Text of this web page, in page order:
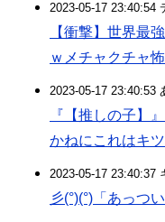
2023-05-17 23:40:54
【衝撃】世界最
ｗメチャクチャ
2023-05-17 23:40:53
『【推しの子】
かねにこれはキ
2023-05-17 23:40:37
彡(°)(°)「あっつ